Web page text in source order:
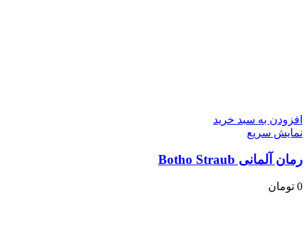
افزودن به سبد خرید
نمایش سریع
رمان آلمانی Botho Straub
0 تومان